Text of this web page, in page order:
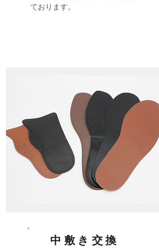
ております。
中敷き交換